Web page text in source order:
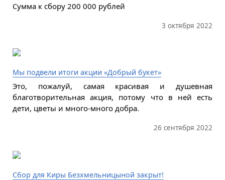
Сумма к сбору 200 000 рублей
3 октября 2022
Мы подвели итоги акции «Добрый букет»
Это, пожалуй, самая красивая и душевная
благотворительная акция, потому что в ней есть
дети, цветы и много-много добра.
26 сентября 2022
Сбор для Киры Безхмельницыной закрыт!